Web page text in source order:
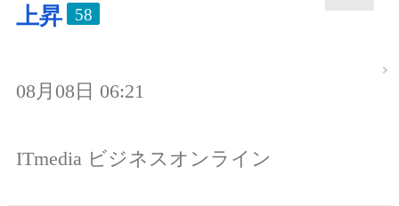
上昇
58
08月08日 06:21
ITmedia ビジネスオンライン